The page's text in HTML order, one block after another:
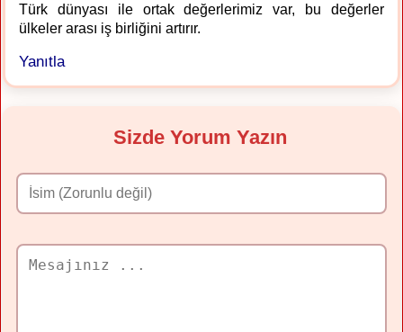
Türk dünyası ile ortak değerlerimiz var, bu değerler
ülkeler arası iş birliğini artırır.
Yanıtla
Sizde Yorum Yazın